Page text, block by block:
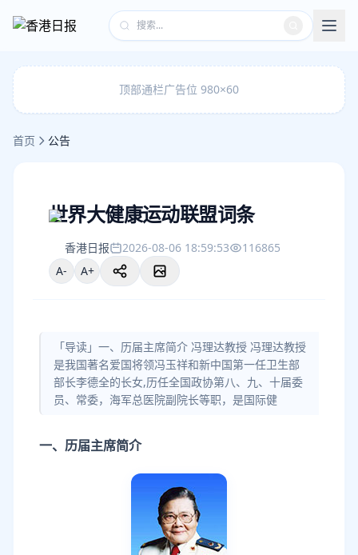
顶部通栏广告位 980×60
首页 公告
世界大健康运动联盟词条
香港日报 2026-08-06 18:59:53
116865
A-
A+
「导读」一、历届主席简介 冯理达教授 冯理达教授
是我国著名爱国将领冯玉祥和新中国第一任卫生部
部长李德全的长女,历任全国政协第八、九、十届委
员、常委，海军总医院副院长等职，是国际健
一、历届主席简介